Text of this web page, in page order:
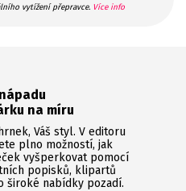
vytížení přepravce. Více info
na míru
Váš styl. V editoru
plno možností, jak
vyšperkovat pomocí
popisků, klipartů
široké nabídky pozadí.